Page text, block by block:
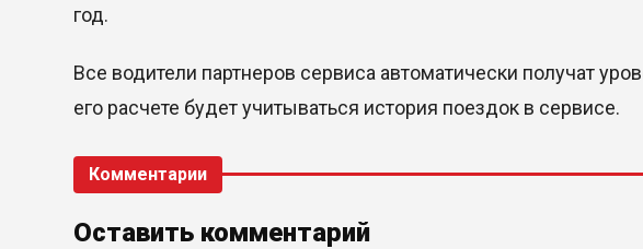
год.
Все водители партнеров сервиса автоматически получат
его расчете будет учитываться история поездок в сервисе.
Комментарии
Оставить комментарий